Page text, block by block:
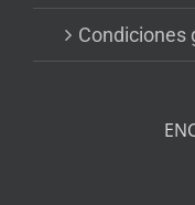
Condiciones